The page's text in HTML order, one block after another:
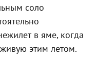
соло
в яме, когда
этим летом.